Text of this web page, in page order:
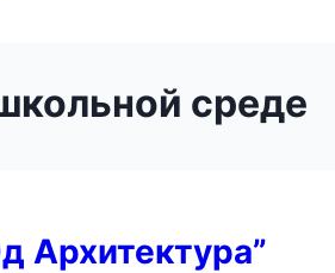
среде
Архитектура”